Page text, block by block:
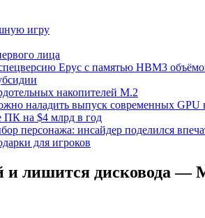
игру
лица
Epyc с памятью HBM3
накопителей M.2
наладить выпуск современных GPU
ПК на $4 млрд в год
персонажа: инсайдер поделился
для игроков
и лишится дисковода —